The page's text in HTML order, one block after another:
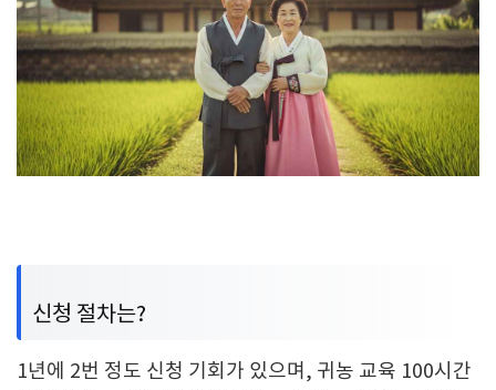
신청 절차는?
1년에 2번 정도 신청 기회가 있으며, 귀농 교육 100시간